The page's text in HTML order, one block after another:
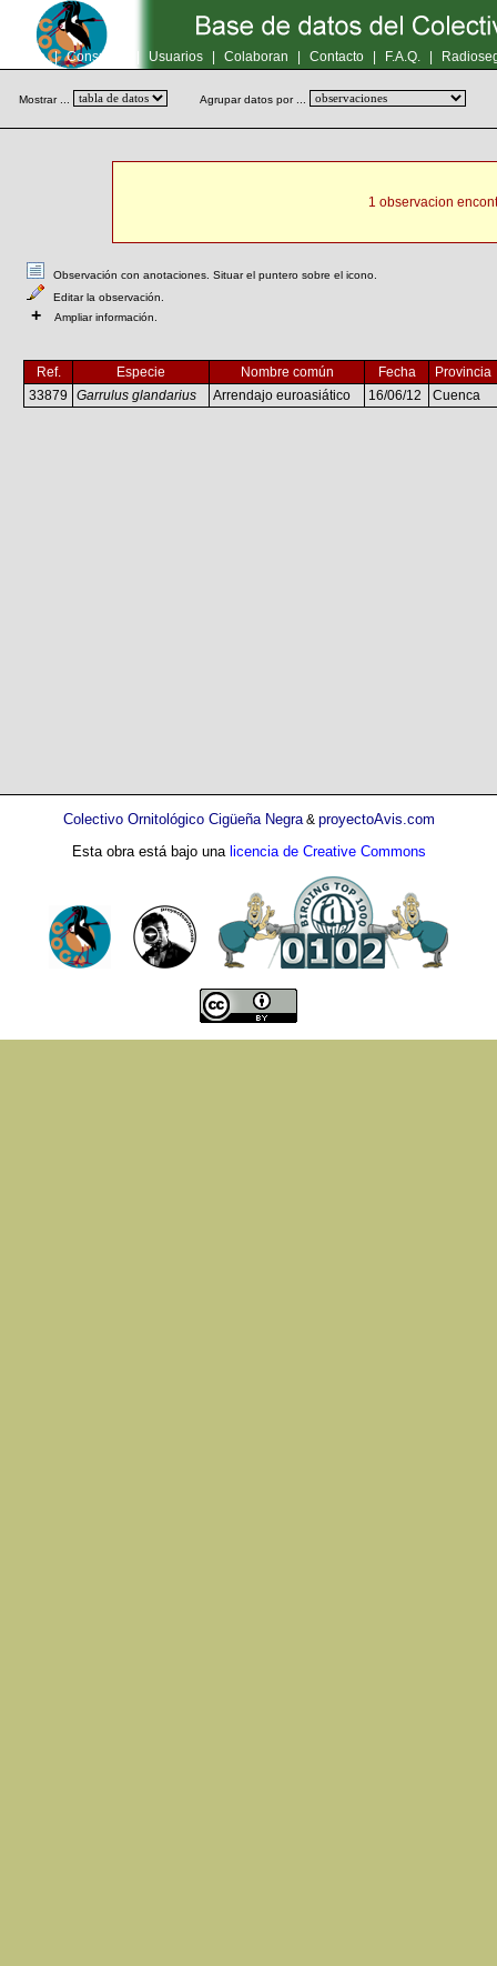
Inicio | Consultas Usuarios Colaboran Contacto F.A.Q.
Mostrar ... Agrupar datos por ...
1 observacion
Observación con anotaciones. Situar el puntero sobre el icono.
Editar la observación.
+ Ampliar información.
Ref. Especie Nombre común Fecha
Provincia
33879
Garrulus glandarius Arrendajo euroasiático 16/06/12 Cuenca
Colectivo Ornitológico Cigüeña Negra& proyectoAvis.com
Esta obra está bajo una licencia de Creative Commons